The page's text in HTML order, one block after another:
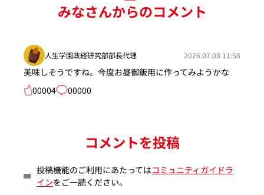
みなさんからのコメント
人生学園政経研究部部長代理 2026.07.08 11:58
美味しそうですね。今度お昼御飯用に作ってみようかな
00004
00000
コメントを投稿
投稿機能のご利用にあたってはコミュニティガイドラ
インをご一読ください。